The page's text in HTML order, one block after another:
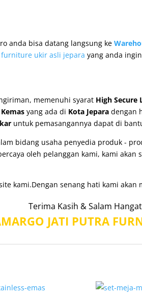
anda bisa datang langsung ke
furniture ukir asli jepara yang anda
memenuhi syarat High Secure
yang ada di Kota Jepara dengan
untuk pemasangannya dapat di
bidang usaha penyedia produk -
oleh pelanggan kami, kami
kami.Dengan senang hati kami
Terima Kasih & Salam Hangat
JATI PUTRA